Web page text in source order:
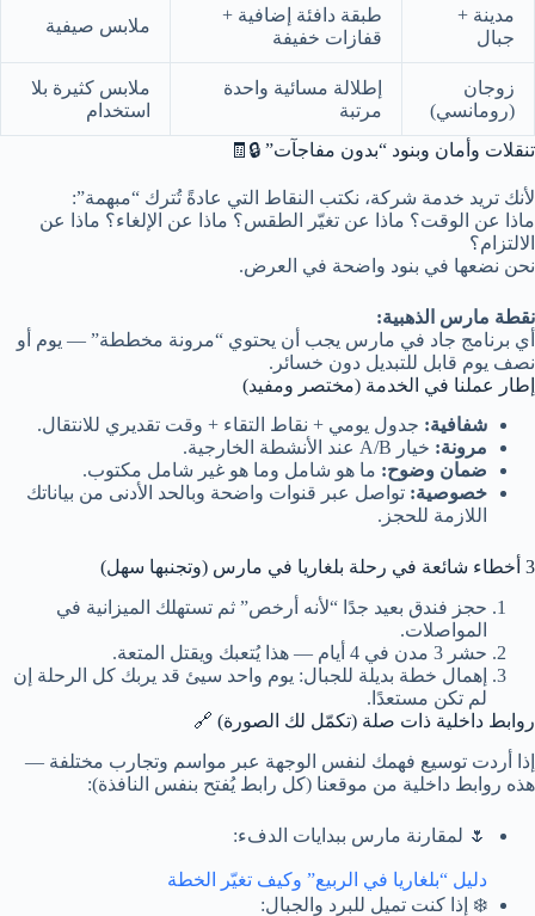
مدينة +
جبال
طبقة دافئة إضافية +
قفازات خفيفة
ملابس صيفية
زوجان
(رومانسي)
إطلالة مسائية واحدة
مرتبة
ملابس كثيرة بلا
استخدام
تنقلات وأمان وبنود “بدون مفاجآت” 🔒🧾
لأنك تريد خدمة شركة، نكتب النقاط التي عادةً تُترك “مبهمة”:
ماذا عن الوقت؟ ماذا عن تغيّر الطقس؟ ماذا عن الإلغاء؟ ماذا عن
الالتزام؟
نحن نضعها في بنود واضحة في العرض.
نقطة مارس الذهبية:
أي برنامج جاد في مارس يجب أن يحتوي “مرونة مخططة” — يوم أو
نصف يوم قابل للتبديل دون خسائر.
إطار عملنا في الخدمة (مختصر ومفيد)
شفافية: جدول يومي + نقاط التقاء + وقت تقديري للانتقال.
مرونة: خيار A/B عند الأنشطة الخارجية.
ضمان وضوح: ما هو شامل وما هو غير شامل مكتوب.
خصوصية: تواصل عبر قنوات واضحة وبالحد الأدنى من بياناتك
اللازمة للحجز.
3 أخطاء شائعة في رحلة بلغاريا في مارس (وتجنبها سهل)
حجز فندق بعيد جدًا “لأنه أرخص” ثم تستهلك الميزانية في
المواصلات.
حشر 3 مدن في 4 أيام — هذا يُتعبك ويقتل المتعة.
إهمال خطة بديلة للجبال: يوم واحد سيئ قد يربك كل الرحلة إن
لم تكن مستعدًا.
روابط داخلية ذات صلة (تكمّل لك الصورة) 🔗
إذا أردت توسيع فهمك لنفس الوجهة عبر مواسم وتجارب مختلفة —
هذه روابط داخلية من موقعنا (كل رابط يُفتح بنفس النافذة):
🌷 لمقارنة مارس ببدايات الدفء:
دليل “بلغاريا في الربيع” وكيف تغيّر الخطة
❄️ إذا كنت تميل للبرد والجبال: